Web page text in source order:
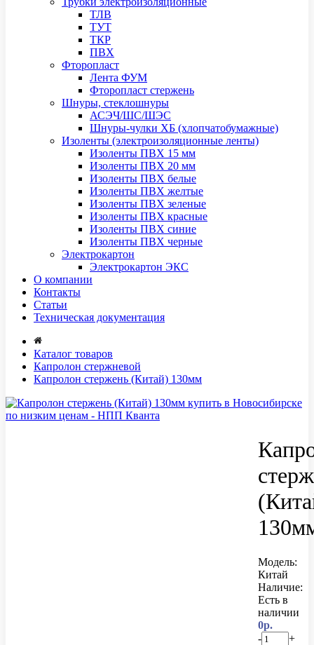
ТЛВ
ТУТ
ТКР
ПВХ
Фторопласт
Лента ФУМ
Фторопласт стержень
Шнуры, стеклошнуры
АСЭЧ/ШС/ШЭС
Шнуры-чулки ХБ (хлопчатобумажные)
Изоленты (электроизоляционные ленты)
Изоленты ПВХ 15 мм
Изоленты ПВХ 20 мм
Изоленты ПВХ белые
Изоленты ПВХ желтые
Изоленты ПВХ зеленые
Изоленты ПВХ красные
Изоленты ПВХ синие
Изоленты ПВХ черные
Электрокартон
Электрокартон ЭКС
О компании
Контакты
Статьи
Техническая документация
Каталог товаров
Капролон стержневой
Капролон стержень (Китай) 130мм
Модель:
Китай
Наличие:
Есть в
наличии
0р.
-
+